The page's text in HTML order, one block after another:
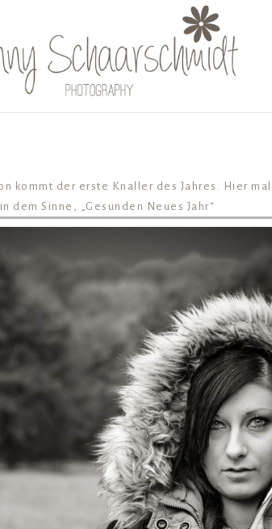
kommt der erste Knaller des Jahres. Hier
Sinne, „Gesunden Neues Jahr“